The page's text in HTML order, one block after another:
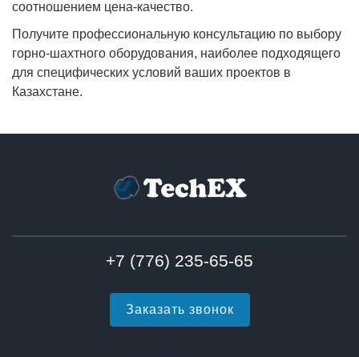
соотношением цена-качество.
Получите профессиональную консультацию по выбору
горно-шахтного оборудования, наиболее подходящего
для специфических условий ваших проектов в
Казахстане.
+7 (776) 235-65-65
Заказать звонок